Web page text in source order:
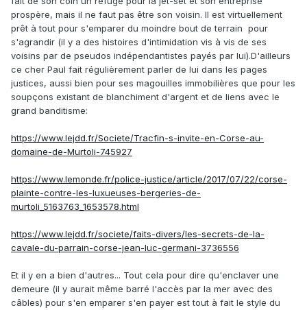
prospère, mais il ne faut pas être son voisin. Il est virtuellement
prêt à tout pour s'emparer du moindre bout de terrain pour
s'agrandir (il y a des histoires d'intimidation vis à vis de ses
voisins par de pseudos indépendantistes payés par lui).D'ailleurs
ce cher Paul fait régulièrement parler de lui dans les pages
justices, aussi bien pour ses magouilles immobilières que pour les
soupçons existant de blanchiment d'argent et de liens avec le
grand banditisme:
https://www.lejdd.fr/Societe/Tracfin-s-invite-en-Corse-au-
domaine-de-Murtoli-745927
https://www.lemonde.fr/police-justice/article/2017/07/22/corse-
plainte-contre-les-luxueuses-bergeries-de-
murtoli_5163763_1653578.html
https://www.lejdd.fr/societe/faits-divers/les-secrets-de-la-
cavale-du-parrain-corse-jean-luc-germani-3736556
Et il y en a bien d'autres... Tout cela pour dire qu'enclaver une
demeure (il y aurait même barré l'accès par la mer avec des
câbles) pour s'en emparer s'en payer est tout à fait le style du